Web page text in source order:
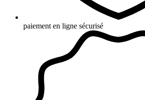
paiement en ligne sécurisé